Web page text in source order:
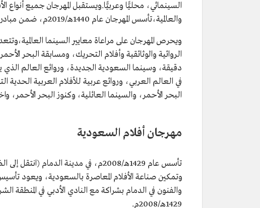
السينمائي، محليًّا وعربيًّا.ويستقبل المهرجان جميع أنواع
والعالمية،تأسس المهرجان عام 1440هـ/2019م، ضمن مبادرات عدة لوزارة الثقافة.
ويحرص المهرجان على مراعاة معايير السينما
دقيقة، وسينما السعودية الجديدة، وروائع العالم
في العالم العربي، وروائع عربية للأفلام العربية
البحر الأحمر، والسينما العائلية، وكنوز البحر الأحمر،
مهرجان أفلام السعودية
تأسس عام 1429هـ/2008م، في مدينة
وتمكين صناعة الأفلام المعاصرة بالسعودية، ويعود
والفنون في الدمام بشراكة مع النادي الأدبي في المنطقة
1429هـ/2008م.